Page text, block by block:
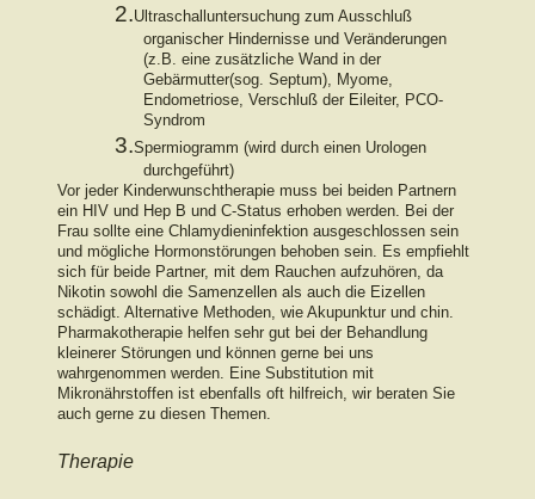
2.Ultraschalluntersuchung zum Ausschluß
organischer Hindernisse und Veränderungen
(z.B. eine zusätzliche Wand in der
Gebärmutter(sog. Septum), Myome,
Endometriose, Verschluß der Eileiter, PCO-
Syndrom
3.Spermiogramm (wird durch einen Urologen
durchgeführt)
Vor jeder Kinderwunschtherapie muss bei beiden Partnern
ein HIV und Hep B und C-Status erhoben werden. Bei der
Frau sollte eine Chlamydieninfektion ausgeschlossen sein
und mögliche Hormonstörungen behoben sein. Es empfiehlt
sich für beide Partner, mit dem Rauchen aufzuhören, da
Nikotin sowohl die Samenzellen als auch die Eizellen
schädigt. Alternative Methoden, wie Akupunktur und chin.
Pharmakotherapie helfen sehr gut bei der Behandlung
kleinerer Störungen und können gerne bei uns
wahrgenommen werden. Eine Substitution mit
Mikronährstoffen ist ebenfalls oft hilfreich, wir beraten Sie
auch gerne zu diesen Themen.
Therapie